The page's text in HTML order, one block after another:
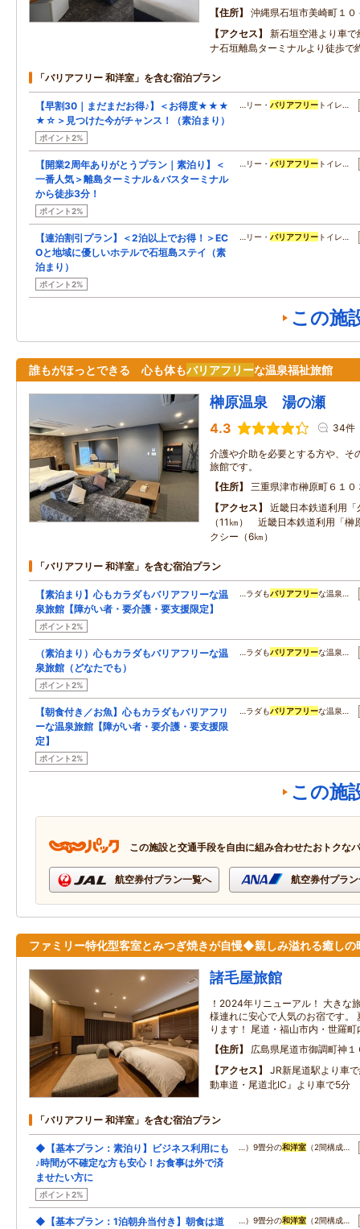
住所
沖縄県石垣市美崎町１０
アクセス
新石垣空港より車
ナ石垣離島ターミナルより徒歩で
「バリアフリー 和洋室」を含む宿泊プラン
【早割30｜まだまだお得♪】＜お得度★★★
★☆＞見つけた今がチャンス！（素泊まり）
ポイント2%
…リー・ バリアフリー トイレ…
【開業2周年ありがとうプラン｜素泊り】＜
一番人気＞離島ターミナル＆バスターミナル
から徒歩3分！
ポイント2%
…リー・ バリアフリー トイレ…
【連泊割引プラン】＜2泊以上でお得！＞EC
Oと地域に優しいホテルで石垣島ステイ（素
泊まり）
ポイント2%
…リー・ バリアフリー トイレ…
この施
誰もがほっとできる 心も体もバリアフリーな温泉福祉旅館
榊原温泉 湯の瀬
4.3 34件
介護や介助を必要とする方や、そ
旅館です。
住所
三重県津市榊原町６１０
アクセス
近畿日本鉄道利用
（11㎞） 近畿日本鉄道利用「
クシー（6㎞）
「バリアフリー 和洋室」を含む宿泊プラン
【素泊まり】心もカラダもバリアフリーな温
泉旅館【障がい者・要介護・要支援限定】
ポイント2%
…ラダもバリアフリーな温泉…
（素泊まり）心もカラダもバリアフリーな温
泉旅館（どなたでも）
ポイント2%
…ラダもバリアフリーな温泉…
【朝食付き／お魚】心もカラダもバリアフリ
ーな温泉旅館【障がい者・要介護・要支援限
定】
ポイント2%
…ラダもバリアフリーな温泉…
この施
この施設と交通手段を自由に組み合わせたおトクな
航空券付プラン一覧へ 航空券付プラ
ファミリー特化型客室とみつぎ焼きが自慢◆親しみ溢れる癒しの
諸毛屋旅館
！2024年リニューアル！ 大きな
様連れに安心で人気のお宿です。
ります！ 尾道・福山市内・世羅
住所
広島県尾道市御調町神１
アクセス
JR新尾道駅より車
動車道・尾道北IC』より車で5分
「バリアフリー 和洋室」を含む宿泊プラン
◆【基本プラン：素泊り】ビジネス利用にも
♪時間が不確定な方も安心！お食事は外で済
ませたい方に
ポイント2%
…）9畳分の和洋室 （2間構成…
◆【基本プラン：1泊朝弁当付き】朝食は道 …）9畳分の和洋室 （2間構成…